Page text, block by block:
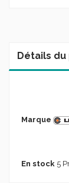
Détails
Marque
En stock 5